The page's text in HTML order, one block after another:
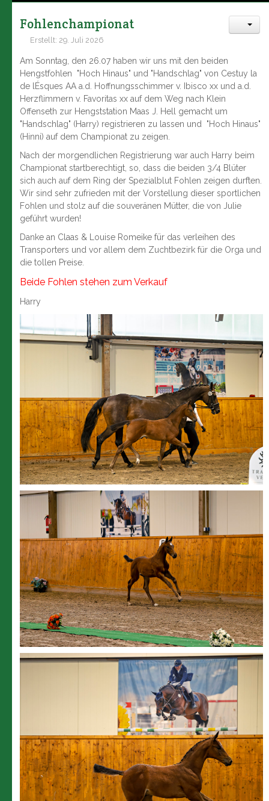
Fohlenchampionat
Erstellt: 29. Juli 2026
Am Sonntag, den 26.07 haben wir uns mit den beiden
Hengstfohlen "Hoch Hinaus" und "Handschlag" von Cestuy la
de lÉsques AA a.d. Hoffnungsschimmer v. Ibisco xx und a.d.
Herzflimmern v. Favoritas xx auf dem Weg nach Klein
Offenseth zur Hengststation Maas J. Hell gemacht um
"Handschlag" (Harry) registrieren zu lassen und "Hoch Hinaus"
(Hinni) auf dem Championat zu zeigen.
Nach der morgendlichen Registrierung war auch Harry beim
Championat startberechtigt, so, dass die beiden 3/4 Blüter
sich auch auf dem Ring der Spezialblut Fohlen zeigen durften.
Wir sind sehr zufrieden mit der Vorstellung dieser sportlichen
Fohlen und stolz auf die souveränen Mütter, die von Julie
geführt wurden!
Danke an Claas & Louise Romeike für das verleihen des
Transporters und vor allem dem Zuchtbezirk für die Orga und
die tollen Preise.
Beide Fohlen stehen zum Verkauf
Harry